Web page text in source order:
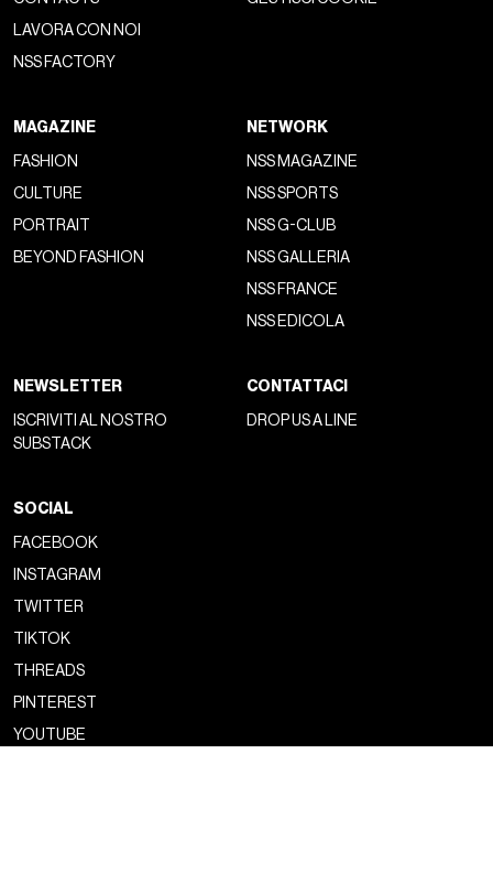
LAVORA CON NOI
NSS FACTORY
MAGAZINE
FASHION
CULTURE
PORTRAIT
BEYOND FASHION
NETWORK
NSS MAGAZINE
NSS SPORTS
NSS G-CLUB
NSS GALLERIA
NSS FRANCE
NSS EDICOLA
NEWSLETTER
ISCRIVITI AL NOSTRO
SUBSTACK
CONTATTACI
DROP US A LINE
SOCIAL
FACEBOOK
INSTAGRAM
TWITTER
TIKTOK
THREADS
PINTEREST
YOUTUBE